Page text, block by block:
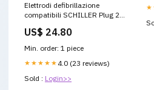
Elettrodi defibrillazione
compatibili SCHILLER Plug 2 -
US$ 24.80
Min. order: 1 piece
★★★★★ 4.0 (23 reviews)
Sold : Login>>